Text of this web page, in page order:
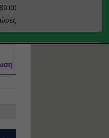
υλοποίηση
φωτοβολταϊκών